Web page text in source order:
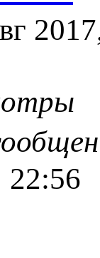
22:56